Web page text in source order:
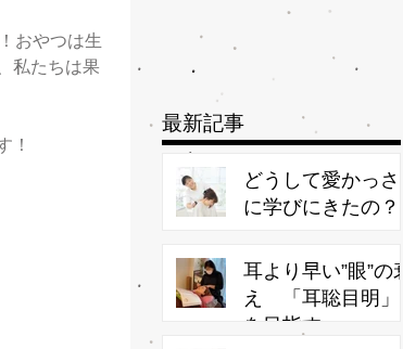
おやつは生
私たちは果
！
最新記事
どうして愛かっさ
に学びにきたの？
耳より早い”眼”の衰
え 「耳聡目明」
を目指す